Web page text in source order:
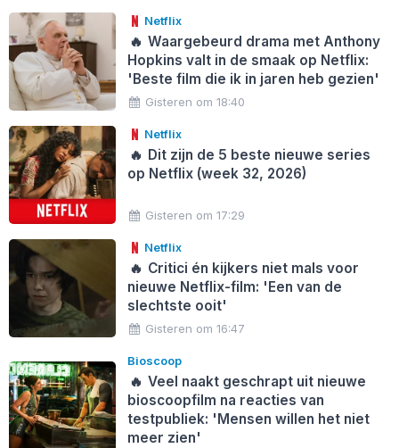
Netflix
🔥 Waargebeurd drama met Anthony
Hopkins valt in de smaak op Netflix:
'Beste film die ik in jaren heb gezien'
Gisteren om 18:40
Netflix
🔥 Dit zijn de 5 beste nieuwe series
op Netflix (week 32, 2026)
Gisteren om 17:29
Netflix
🔥 Critici én kijkers niet mals voor
nieuwe Netflix-film: 'Een van de
slechtste ooit'
Gisteren om 16:47
Bioscoop
🔥 Veel naakt geschrapt uit nieuwe
bioscoopfilm na reacties van
testpubliek: 'Mensen willen het niet
meer zien'